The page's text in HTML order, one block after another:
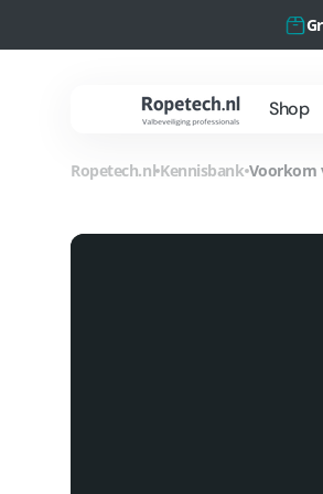
content
Ropetech.nl Shop
Ropetech.nl Kennisbank Voorkom